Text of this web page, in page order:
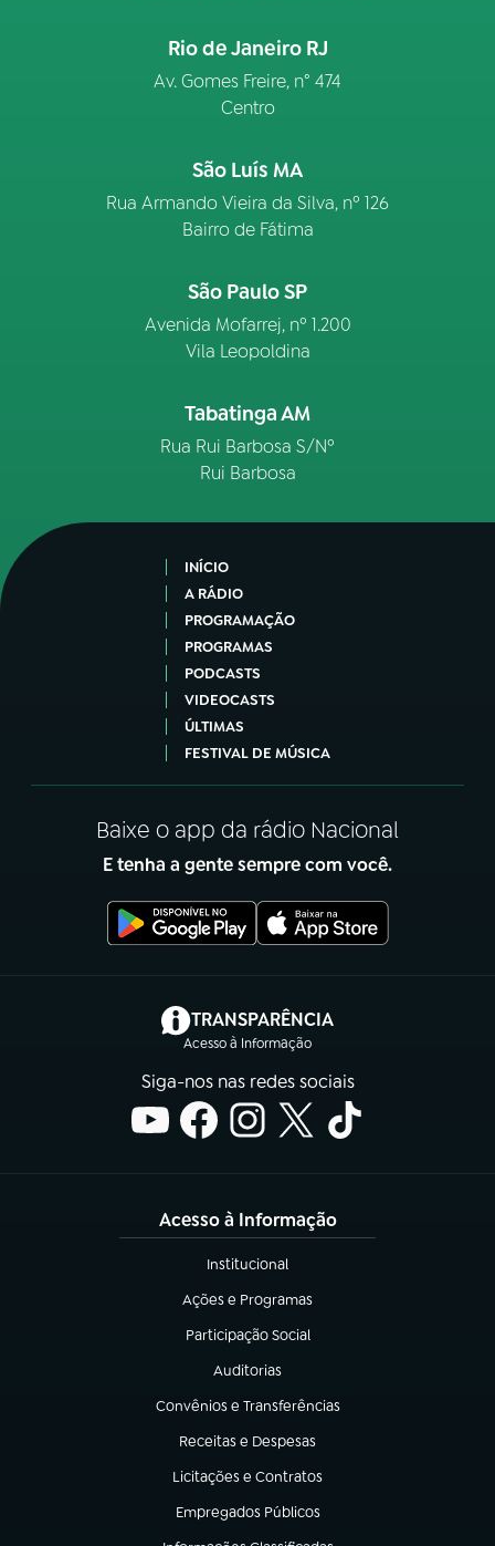
Rio de Janeiro RJ
Av. Gomes Freire, n° 474
Centro
São Luís MA
Rua Armando Vieira da Silva, nº 126
Bairro de Fátima
São Paulo SP
Avenida Mofarrej, nº 1.200
Vila Leopoldina
Tabatinga AM
Rua Rui Barbosa S/Nº
Rui Barbosa
INÍCIO
A RÁDIO
PROGRAMAÇÃO
PROGRAMAS
PODCASTS
VIDEOCASTS
ÚLTIMAS
FESTIVAL DE MÚSICA
Baixe o app da rádio Nacional
E tenha a gente sempre com você.
TRANSPARÊNCIA
Acesso à Informação
(abre em nova aba)
Siga-nos nas redes sociais
Acesso à Informação
Institucional
(abre em nova aba)
Ações e Programas
(abre em nova aba)
Participação Social
(abre em nova aba)
Auditorias
(abre em nova aba)
Convênios e Transferências
(abre em nova aba)
Receitas e Despesas
(abre em nova aba)
Licitações e Contratos
(abre em nova aba)
Empregados Públicos
(abre em nova aba)